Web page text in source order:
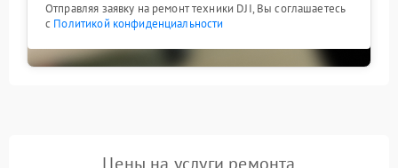
Отправляя заявку на ремонт техники DJI, Вы соглашаетесь
с Политикой конфиденциальности